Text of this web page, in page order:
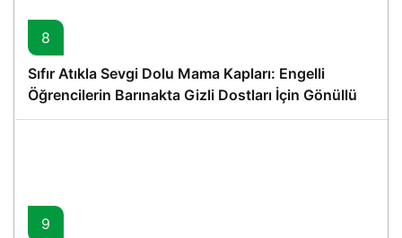
8
Sıfır Atıkla Sevgi Dolu Mama Kapları: Engelli
Öğrencilerin Barınakta Gizli Dostları İçin Gönüllü
Proje
9